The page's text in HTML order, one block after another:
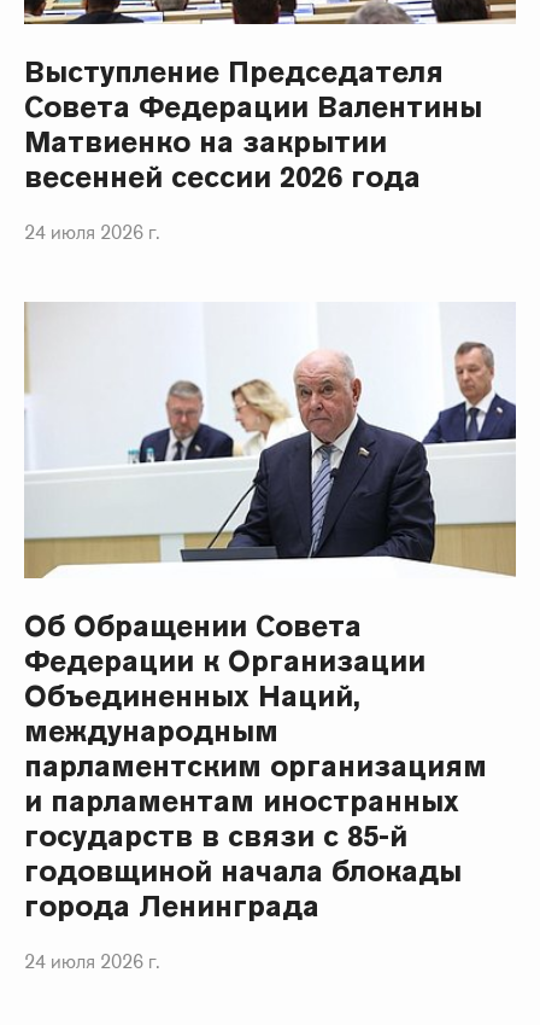
Выступление Председателя
Совета Федерации Валентины
Матвиенко на закрытии
весенней сессии 2026 года
24 июля 2026 г.
Об Обращении Совета
Федерации к Организации
Объединенных Наций,
международным
парламентским организациям
и парламентам иностранных
государств в связи с 85-й
годовщиной начала блокады
города Ленинграда
24 июля 2026 г.